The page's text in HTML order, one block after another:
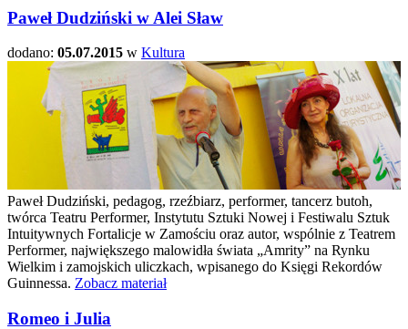
Paweł Dudziński w Alei Sław
dodano: 05.07.2015 w Kultura
Paweł Dudziński, pedagog, rzeźbiarz, performer, tancerz butoh,
twórca Teatru Performer, Instytutu Sztuki Nowej i Festiwalu Sztuk
Intuitywnych Fortalicje w Zamościu oraz autor, wspólnie z Teatrem
Performer, największego malowidła świata „Amrity” na Rynku
Wielkim i zamojskich uliczkach, wpisanego do Księgi Rekordów
Guinnessa. Zobacz materiał
Romeo i Julia